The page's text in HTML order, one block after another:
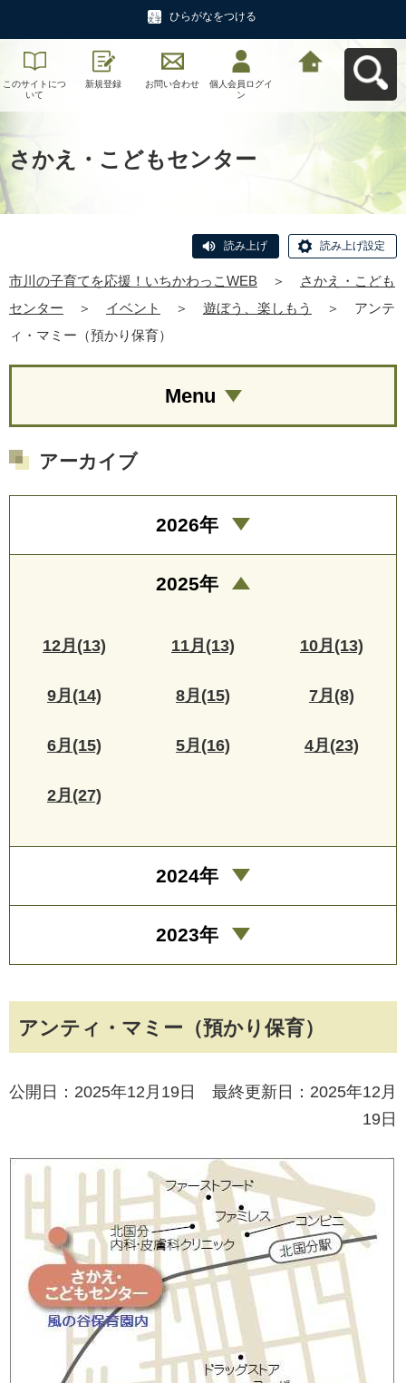
ひらがなをつける
このサイトにつ
いて
新規登録 お問い合わせ
個人会員ログイ
ン
さかえ・こどもセンター
読み上げ 読み上げ設定
市川の子育てを応援！いちかわっこWEB ＞
さかえ・こども
センター
＞ イベント ＞ 遊ぼう、楽しもう ＞
アンテ
ィ・マミー（預かり保育）
アンティ・マミー（預かり保育）
公開日：2025年12月19日 最終更新日：2025年12月
19日
Menu
アーカイブ
2026年
2025年
12月(13) 11月(13) 10月(13)
9月(14) 8月(15) 7月(8)
6月(15) 5月(16) 4月(23)
2月(27)
2024年
2023年